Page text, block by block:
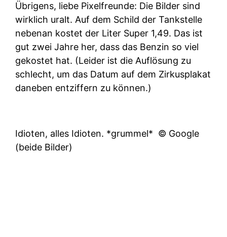
Übrigens, liebe Pixelfreunde: Die Bilder sind
wirklich uralt. Auf dem Schild der Tankstelle
nebenan kostet der Liter Super 1,49. Das ist
gut zwei Jahre her, dass das Benzin so viel
gekostet hat. (Leider ist die Auflösung zu
schlecht, um das Datum auf dem Zirkusplakat
daneben entziffern zu können.)
Idioten, alles Idioten. *grummel* © Google
(beide Bilder)